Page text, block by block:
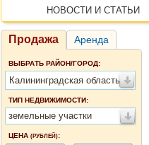
НОВОСТИ И СТАТЬИ
Продажа Аренда
ВЫБРАТЬ РАЙОН/ГОРОД:
Калининградская область
ТИП НЕДВИЖИМОСТИ:
земельные участки
ЦЕНА (РУБЛЕЙ):